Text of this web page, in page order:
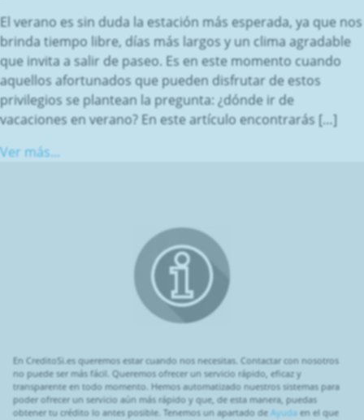
El verano es sin duda la estación más esperada, ya que nos
brinda tiempo libre, días más largos y un clima agradable
que invita a salir de paseo. Es en este momento cuando
aquellos afortunados que pueden disfrutar de estos
privilegios se plantean la pregunta: ¿dónde ir de
vacaciones en verano? En este artículo encontrarás […]
Ver más...
En CreditoSi.es queremos estar cuando nos necesitas. Contactar con nosotros
no puede ser más fácil. Queremos ofrecer un servicio rápido, eficaz y
transparente en todo momento. Hemos automatizado nuestros sistemas para
poder ofrecer un servicio aún más rápido y que, de esta manera, puedas
obtener tu crédito lo antes posible. Tenemos un apartado de Ayuda en el que